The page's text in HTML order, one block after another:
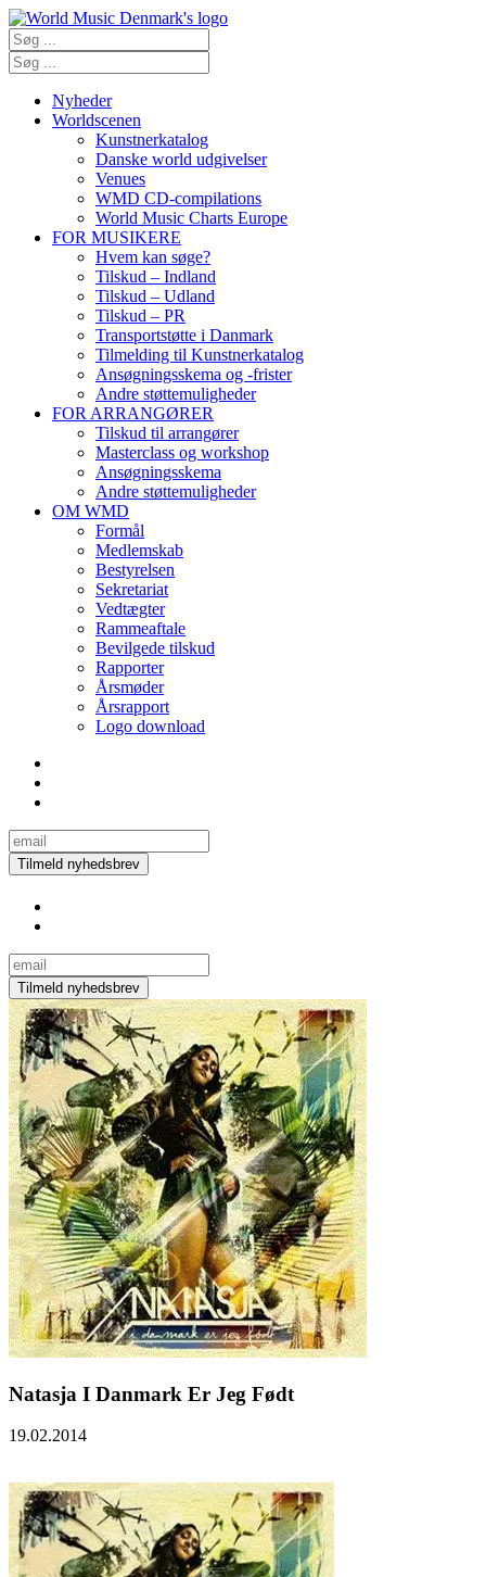
Nyheder
Worldscenen
Kunstnerkatalog
Danske world udgivelser
Venues
WMD CD-compilations
World Music Charts Europe
FOR MUSIKERE
Hvem kan søge?
Tilskud – Indland
Tilskud – Udland
Tilskud – PR
Transportstøtte i Danmark
Tilmelding til Kunstnerkatalog
Ansøgningsskema og -frister
Andre støttemuligheder
FOR ARRANGØRER
Tilskud til arrangører
Masterclass og workshop
Ansøgningsskema
Andre støttemuligheder
OM WMD
Formål
Medlemskab
Bestyrelsen
Sekretariat
Vedtægter
Rammeaftale
Bevilgede tilskud
Rapporter
Årsmøder
Årsrapport
Logo download
Natasja I Danmark Er Jeg Født
19.02.2014